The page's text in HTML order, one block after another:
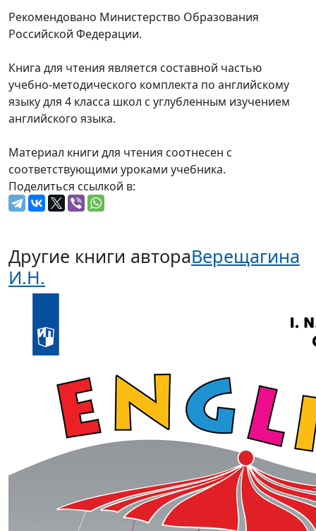
Рекомендовано Министерство Образования
Российской Федерации.
Книга для чтения является составной частью
учебно-методического комплекта по английскому
языку для 4 класса школ с углубленным изучением
английского языка.
Материал книги для чтения соотнесен с
соответствующими уроками учебника.
Поделиться ссылкой в:
Другие книги автораВерещагина
И.Н.